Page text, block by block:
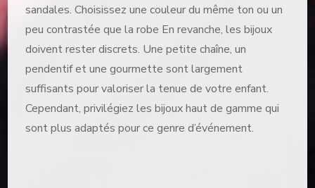
sandales. Choisissez une couleur du même ton ou un
peu contrastée que la robe En revanche, les bijoux
doivent rester discrets. Une petite chaîne, un
pendentif et une gourmette sont largement
suffisants pour valoriser la tenue de votre enfant.
Cependant, privilégiez les bijoux haut de gamme qui
sont plus adaptés pour ce genre d’événement.